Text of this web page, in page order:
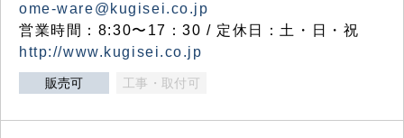
ome-ware@kugisei.co.jp
営業時間：8:30〜17：30 / 定休日：土・日・祝
http://www.kugisei.co.jp
販売可 工事・取付可